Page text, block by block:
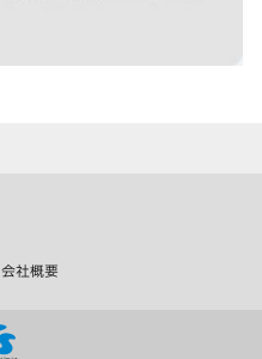
会社概要